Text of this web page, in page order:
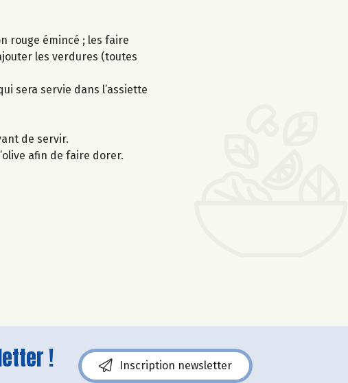
rouge émincé ; les faire
les verdures (toutes
sera servie dans l’assiette
de servir.
afin de faire dorer.
! Inscription newsletter